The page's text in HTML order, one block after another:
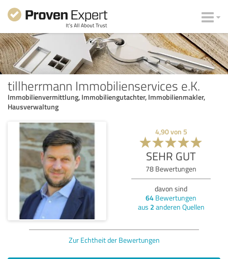
tillherrmann Immobilienservices e.K.
Immobilienvermittlung, Immobiliengutachter, Immobilienmakler,
Hausverwaltung
4,90von 5
SEHR GUT
78 Bewertungen
davon sind
64 Bewertungen
aus 2 anderen Quellen
Zur Echtheit der Bewertungen